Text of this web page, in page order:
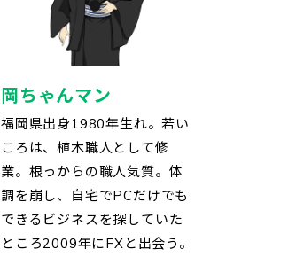
岡ちゃんマン
福岡県出身1980年生れ。若い
ころは、植木職人として修
業。根っからの職人気質。体
調を崩し、自宅でPCだけでも
できるビジネスを探していた
ところ2009年にFXと出会う。